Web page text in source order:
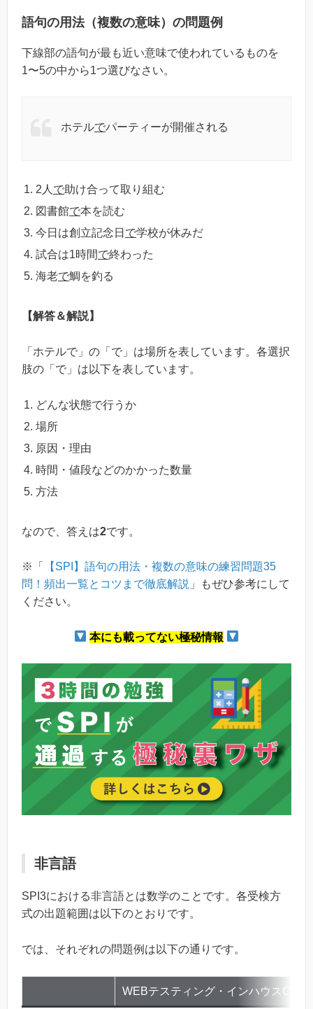
語句の用法（複数の意味）の問題例
下線部の語句が最も近い意味で使われているものを
1〜5の中から1つ選びなさい。
ホテルでパーティーが開催される
2人で助け合って取り組む
図書館で本を読む
今日は創立記念日 で学校が休みだ
試合は1時間で終わった
海老で鯛を釣る
【解答＆解説】
「ホテルで」の「で」は場所を表しています。各選択
肢の「で」は以下を表しています。
どんな状態で行うか
場所
原因・理由
時間・値段などのかかった数量
方法
なので、答えは2です。
※「
【SPI】語句の用法・複数の意味の練習問題35
問！頻出一覧とコツまで徹底解説 」もぜひ参考にして
ください。
本にも載ってない極秘情報
非言語
SPI3における非言語とは数学のことです。各受検方
式の出題範囲は以下のとおりです。
では、それぞれの問題例は以下の通りです。
WEBテスティング・インハウスCBT